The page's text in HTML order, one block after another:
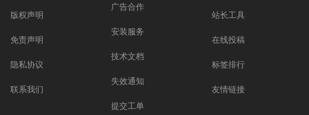
版权声明
免责声明
隐私协议
联系我们
广告合作
安装服务
技术文档
失效通知
提交工单
站长工具
在线投稿
标签排行
友情链接